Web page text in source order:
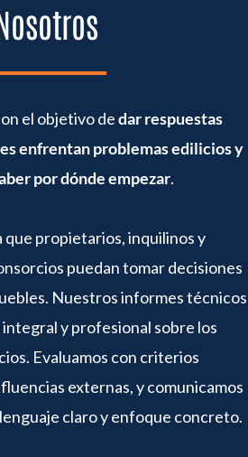
el objetivo dedar respuestas
enfrentan problemas edilicios y
por dónde empezar.
que propietarios, inquilinos y
puedan tomar decisiones
Nuestros informes técnicos
y profesional sobre los
Evaluamos con criterios
externas, y comunicamos
claro y enfoque concreto.